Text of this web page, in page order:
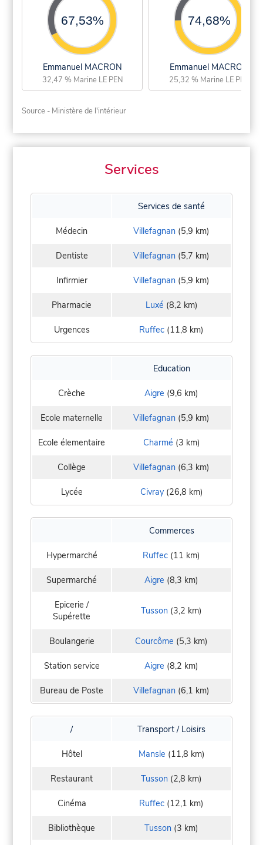
67,53%
Emmanuel MACRON
32,47 % Marine LE PEN
74,68%
Emmanuel MACRON
25,32 % Marine LE PEN
Source - Ministère de l'intérieur
Services
Services de santé
Médecin Villefagnan (5,9 km)
Dentiste Villefagnan (5,7 km)
Infirmier Villefagnan (5,9 km)
Pharmacie Luxé (8,2 km)
Urgences Ruffec (11,8 km)
Education
Crèche Aigre (9,6 km)
Ecole maternelle Villefagnan (5,9 km)
Ecole élementaire Charmé (3 km)
Collège Villefagnan (6,3 km)
Lycée Civray(26,8 km)
Commerces
Hypermarché Ruffec (11 km)
Supermarché Aigre (8,3 km)
Epicerie /
Supérette
Tusson (3,2 km)
Boulangerie Courcôme (5,3 km)
Station service Aigre (8,2 km)
Bureau de Poste Villefagnan (6,1 km)
/ Transport / Loisirs
Hôtel Mansle (11,8 km)
Restaurant Tusson (2,8 km)
Cinéma Ruffec (12,1 km)
Bibliothèque Tusson (3 km)